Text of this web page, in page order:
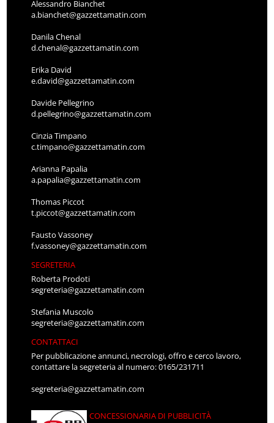
Alessandro Bianchet
a.bianchet@gazzettamatin.com
Danila Chenal
d.chenal@gazzettamatin.com
Erika David
e.david@gazzettamatin.com
Davide Pellegrino
d.pellegrino@gazzettamatin.com
Cinzia Timpano
c.timpano@gazzettamatin.com
Arianna Papalia
a.papalia@gazzettamatin.com
Thomas Piccot
t.piccot@gazzettamatin.com
Fausto Vassoney
f.vassoney@gazzettamatin.com
SEGRETERIA
Roberta Prodoti
segreteria@gazzettamatin.com
Stefania Muscolo
segreteria@gazzettamatin.com
CONTATTACI
Per pubblicazione annunci, necrologi, offro e cerco lavoro,
contattare la segreteria al numero: 0165/231711
segreteria@gazzettamatin.com
CONCESSIONARIA DI PUBBLICITÀ